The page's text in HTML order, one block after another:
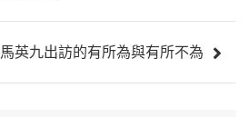
馬英九出訪的有所為與有所不為